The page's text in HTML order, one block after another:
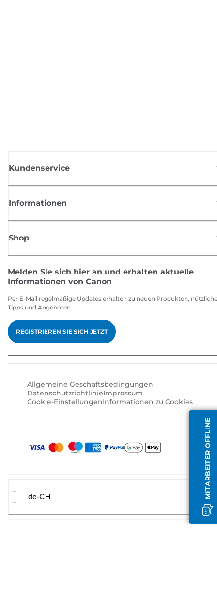
MITARBEITER OFFLINE
Kundenservice
Informationen
Shop
Melden Sie sich hier an und erhalten aktuelle
Informationen von Canon
Per E-Mail regelmäßige Updates erhalten zu neuen Produkten,
Tipps und Angeboten
REGISTRIEREN SIE SICH JETZT
Allgemeine Geschäftsbedingungen
DatenschutzrichtlinieImpressum
Cookie-EinstellungenInformationen zu Cookies
de-CH